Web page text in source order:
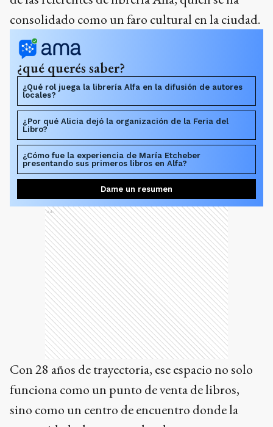
consolidado como un faro cultural en la ciudad.
¿qué querés saber?
¿Qué rol juega la librería Alfa en la difusión de autores
locales?
¿Por qué Alicia dejó la organización de la Feria del
Libro?
¿Cómo fue la experiencia de María Etcheber
presentando sus primeros libros en Alfa?
Dame un resumen
Ads
Con 28 años de trayectoria, ese espacio no solo
funciona como un punto de venta de libros,
sino como un centro de encuentro donde la